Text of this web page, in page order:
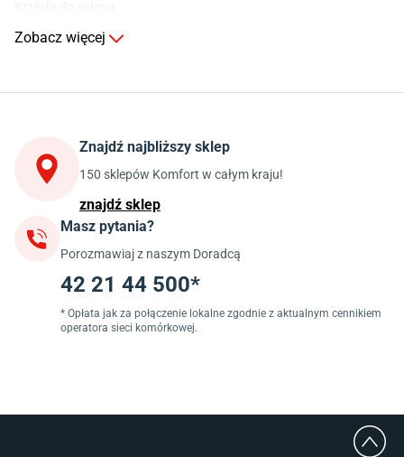
Stoły do kuchni
Szafki kuchenne wiszące (górne)
Szafki pod zlewozmywak
Blaty kuchenne laminowane
Jadalnia
Stoły do jadalni
Krzesła do jadalni
Dywany szare
Lampy w stylu loftowym
Lampy wiszące do jadalni
Zobacz więcej
Znajdź najbliższy sklep
150 sklepów Komfort w całym kraju!
znajdź sklep
Masz pytania?
Porozmawiaj z naszym Doradcą
42 21 44 500*
* Opłata jak za połączenie lokalne zgodnie z aktualnym cennikiem
operatora sieci komórkowej.